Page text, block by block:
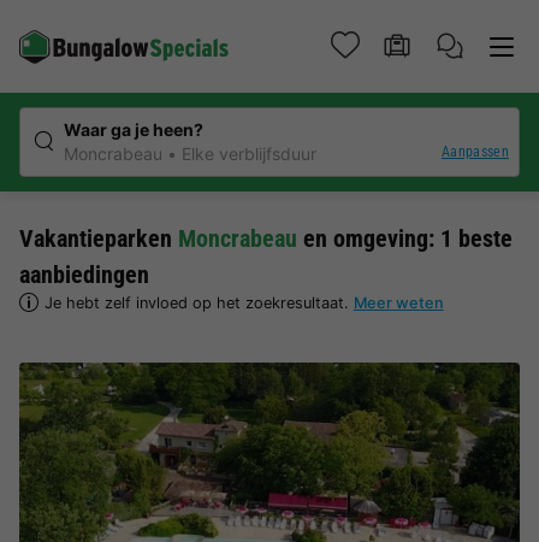
Waar ga je heen?
Moncrabeau
Elke verblijfsduur Aanpassen
Vakantieparken Moncrabeau en omgeving: 1 beste
aanbiedingen
Je hebt zelf invloed op het zoekresultaat. Meer weten